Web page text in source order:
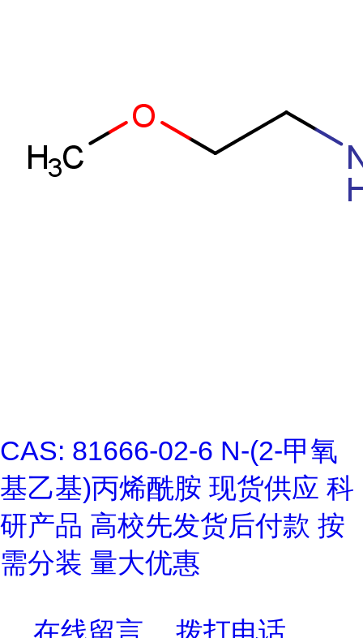
CAS: 81666-02-6 N-(2-甲氧
基乙基)丙烯酰胺 现货供应 科
研产品 高校先发货后付款 按
需分装 量大优惠
在线留言 拨打电话